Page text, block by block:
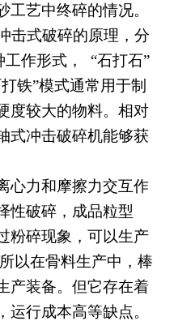
艺中终碎的情况。
击式破碎的原理，分
工作形式， “石打石”
铁”模式通常用于制
度较大的物料。相对
式冲击破碎机能够获
心力和摩擦力交互作
性破碎，成品粒型
粉碎现象，可以生产
以在骨料生产中，棒
产装备。但它存在着
行成本高等缺点。